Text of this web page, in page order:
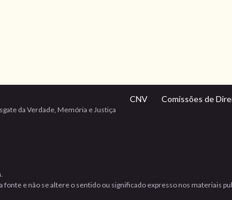
da Verdade, Memória e Justiça
CNV Comissões de
e não se altere o sentido ou significado expresso nos materiais